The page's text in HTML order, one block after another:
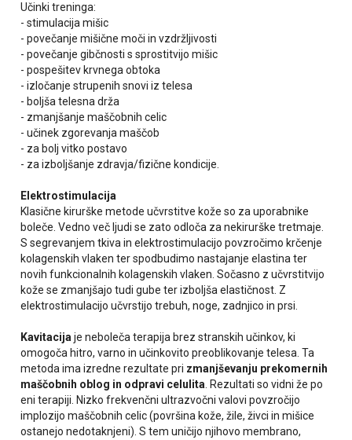
Učinki treninga:
- stimulacija mišic
- povečanje mišične moči in vzdržljivosti
- povečanje gibčnosti s sprostitvijo mišic
- pospešitev krvnega obtoka
- izločanje strupenih snovi iz telesa
- boljša telesna drža
- zmanjšanje maščobnih celic
- učinek zgorevanja maščob
- za bolj vitko postavo
- za izboljšanje zdravja/fizične kondicije.
Elektrostimulacija
Klasične kirurške metode učvrstitve kože so za uporabnike
boleče. Vedno več ljudi se zato odloča za nekirurške tretmaje.
S segrevanjem tkiva in elektrostimulacijo povzročimo krčenje
kolagenskih vlaken ter spodbudimo nastajanje elastina ter
novih funkcionalnih kolagenskih vlaken. Sočasno z učvrstitvijo
kože se zmanjšajo tudi gube ter izboljša elastičnost. Z
elektrostimulacijo učvrstijo trebuh, noge, zadnjico in prsi.
Kavitacija je neboleča terapija brez stranskih učinkov, ki
omogoča hitro, varno in učinkovito preoblikovanje telesa. Ta
metoda ima izredne rezultate pri zmanjševanju prekomernih
maščobnih oblog in odpravi celulita . Rezultati so vidni že po
eni terapiji. Nizko frekvenčni ultrazvočni valovi povzročijo
implozijo maščobnih celic (površina kože, žile, živci in mišice
ostanejo nedotaknjeni). S tem uničijo njihovo membrano,